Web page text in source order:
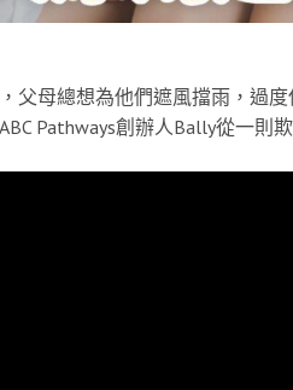
父母總想為他們遮風擋雨，過
Pathways創辦人Bally從一則